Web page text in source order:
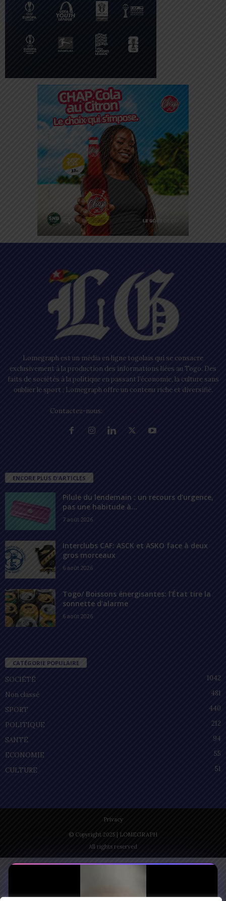
Lomegraph est un média en ligne togolais qui se consacre
exclusivement à la production des informations liées au Togo. Des
faits de sociétés à la politique en passant l’économie, la culture sans
oublier le sport ; Lomegraph offre un contenu riche et diversifié.
Contactez-nous:
ENCORE PLUS D'ARTICLES
Pilule du lendemain : un recours d’urgence,
pas une habitude à...
7 août 2026
Interclubs CAF: ASCK et ASKO face à deux
gros morceaux
6 août 2026
Togo/ Boissons énergisantes: l’État tire la
sonnette d’alarme
6 août 2026
CATÉGORIE POPULAIRE
SOCIÉTÉ
1042
Non classé
481
SPORT
440
POLITIQUE
212
SANTÉ
94
ECONOMIE
55
CULTURE
51
Privacy
© Copyright 2025 | LOMEGRAPH
All rights reserved